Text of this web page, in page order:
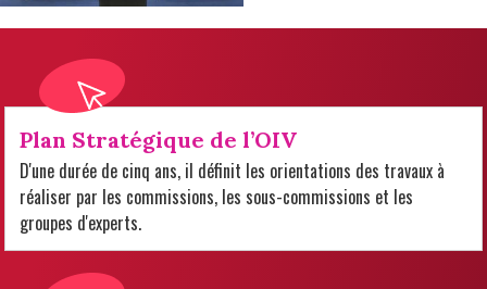
Plan Stratégique de l’OIV
D'une durée de cinq ans, il définit les orientations des travaux à
réaliser par les commissions, les sous-commissions et les
groupes d'experts.